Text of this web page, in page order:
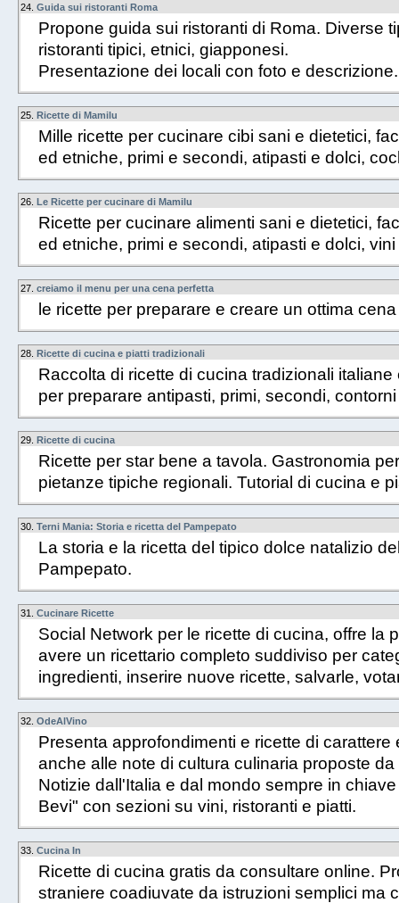
24. Guida sui ristoranti Roma
Propone guida sui ristoranti di Roma. Diverse
ristoranti tipici, etnici, giapponesi.
Presentazione dei locali con foto e descrizione.
25. Ricette di Mamilu
Mille ricette per cucinare cibi sani e dietetici,
ed etniche, primi e secondi, atipasti e dolci,
26. Le Ricette per cucinare di Mamilu
Ricette per cucinare alimenti sani e dietetici,
ed etniche, primi e secondi, atipasti e dolci,
27. creiamo il menu per una cena perfetta
le ricette per preparare e creare un ottima cena
28. Ricette di cucina e piatti tradizionali
Raccolta di ricette di cucina tradizionali
per preparare antipasti, primi, secondi,
29. Ricette di cucina
Ricette per star bene a tavola. Gastronomia
pietanze tipiche regionali. Tutorial di cucina e
30. Terni Mania: Storia e ricetta del Pampepato
La storia e la ricetta del tipico dolce natalizio
Pampepato.
31. Cucinare Ricette
Social Network per le ricette di cucina, offre la
avere un ricettario completo suddiviso per
ingredienti, inserire nuove ricette, salvarle,
32. OdeAlVino
Presenta approfondimenti e ricette di
anche alle note di cultura culinaria proposte
Notizie dall'Italia e dal mondo sempre in
Bevi" con sezioni su vini, ristoranti e piatti.
33. Cucina In
Ricette di cucina gratis da consultare online.
straniere coadiuvate da istruzioni semplici ma